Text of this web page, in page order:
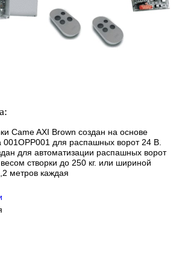
Came AXI Brown создан на основе
001OPP001 для распашных ворот 24 В.
для автоматизации распашных ворот
весом створки до 250 кг. или шириной
метров каждая